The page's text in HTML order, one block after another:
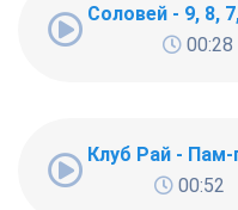
Соловей - 9, 8,
00:28
Клуб Рай -
00:52